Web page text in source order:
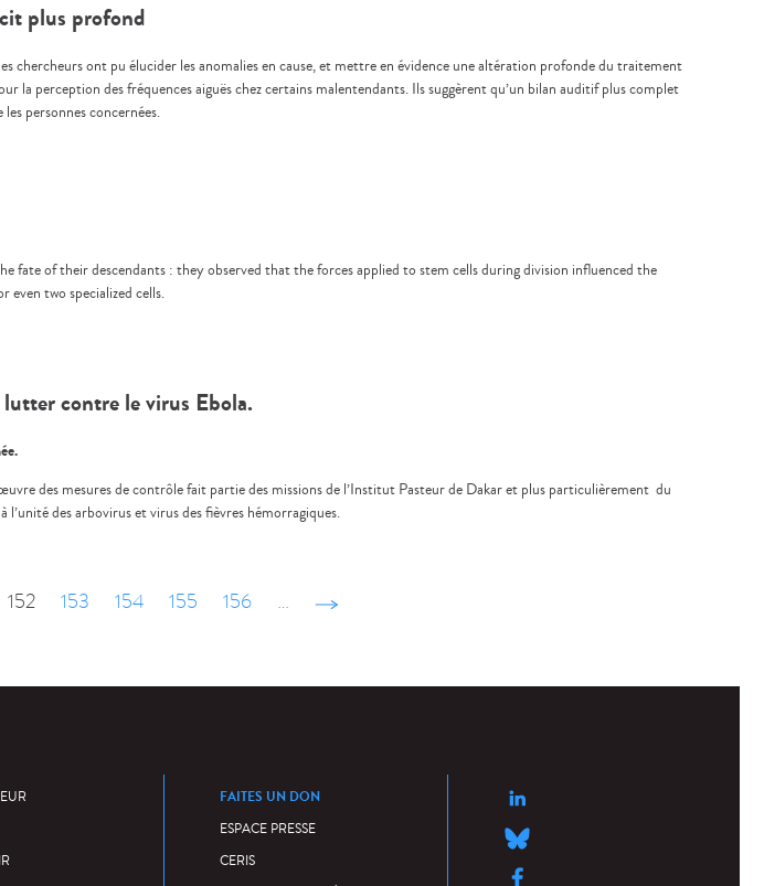
plus profond
chercheurs ont pu élucider les anomalies en cause, et mettre en évidence une altération profonde du traitement
la perception des fréquences aiguës chez certains malentendants. Ils suggèrent qu’un bilan auditif plus complet
personnes concernées.
fate of their descendants : they observed that the forces applied to stem cells during division influenced the
even two specialized cells.
contre le virus Ebola.
des mesures de contrôle fait partie des missions de l’Institut Pasteur de Dakar et plus particulièrement du
des arbovirus et virus des fièvres hémorragiques.
152 153 154 155 156 … suivant ›
FAITES UN DON
ESPACE PRESSE
CERIS